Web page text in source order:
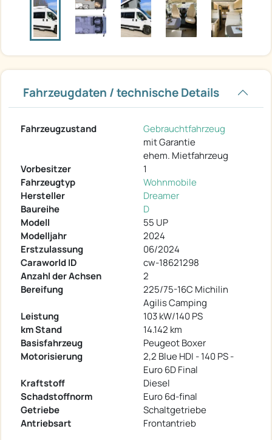
Fahrzeugdaten / technische Details
Fahrzeugzustand
Gebrauchtfahrzeug
mit Garantie
ehem. Mietfahrzeug
Vorbesitzer
1
Fahrzeugtyp
Wohnmobile
Hersteller
Dreamer
Baureihe
D
Modell
55 UP
Modelljahr
2024
Erstzulassung
06/2024
Caraworld ID
cw-18621298
Anzahl der Achsen
2
Bereifung
225/75-16C Michilin
Agilis Camping
Leistung
103 kW/140 PS
km Stand
14.142 km
Basisfahrzeug
Peugeot Boxer
Motorisierung
2,2 Blue HDI - 140 PS -
Euro 6D Final
Kraftstoff
Diesel
Schadstoffnorm
Euro 6d-final
Getriebe
Schaltgetriebe
Antriebsart
Frontantrieb